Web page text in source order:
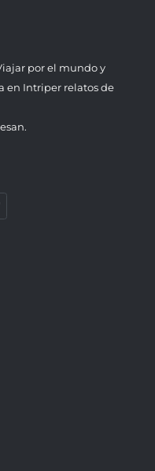
por el mundo y
en Intriper relatos de